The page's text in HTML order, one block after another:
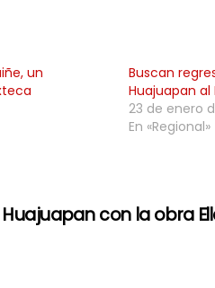
un
Buscan
Huajuapan al
23 de enero
En «Regional»
con la obra